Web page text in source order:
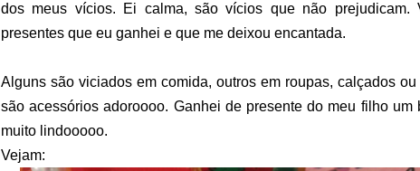
dos meus vícios. Ei calma, são vícios que não prejudicam.
presentes que eu ganhei e que me deixou encantada.
Alguns são viciados em comida, outros em roupas, calçados
são acessórios adoroooo. Ganhei de presente do meu filho um
muito lindooooo.
Vejam: